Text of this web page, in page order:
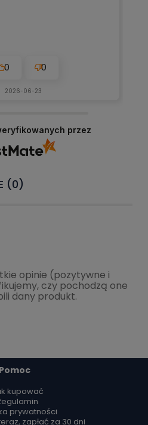
0 0
2026-06-23
przez
(0)
opinie (pozytywne i
czy pochodzą one
dany produkt.
Pomoc
kupować
prywatności
zapłać za 30 dni